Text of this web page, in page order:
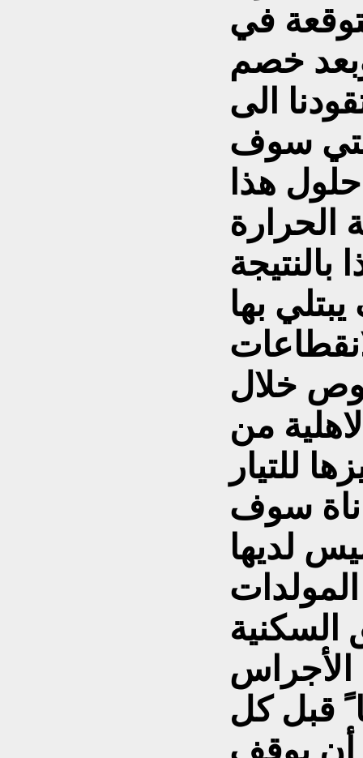
في
خصم
الى
سوف
هذا
الحرارة
بها
خلال
من
للتيار
سوف
لديها
الأجراس
قبل كل
يوقف